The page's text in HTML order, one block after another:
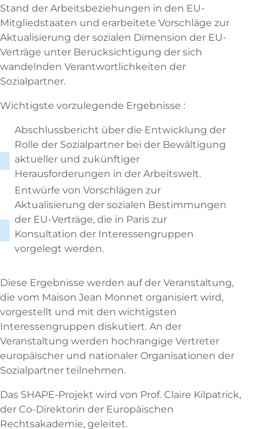
Stand der Arbeitsbeziehungen in den EU-
Mitgliedstaaten und erarbeitete Vorschläge zur
Aktualisierung der sozialen Dimension der EU-
Verträge unter Berücksichtigung der sich
wandelnden Verantwortlichkeiten der
Sozialpartner.
Wichtigste vorzulegende Ergebnisse :
Abschlussbericht über die Entwicklung der
Rolle der Sozialpartner bei der Bewältigung
aktueller und zukünftiger
Herausforderungen in der Arbeitswelt.
Entwürfe von Vorschlägen zur
Aktualisierung der sozialen Bestimmungen
der EU-Verträge, die in Paris zur
Konsultation der Interessengruppen
vorgelegt werden.
Diese Ergebnisse werden auf der Veranstaltung,
die vom Maison Jean Monnet organisiert wird,
vorgestellt und mit den wichtigsten
Interessengruppen diskutiert. An der
Veranstaltung werden hochrangige Vertreter
europäischer und nationaler Organisationen der
Sozialpartner teilnehmen.
Das SHAPE-Projekt wird von Prof. Claire Kilpatrick,
der Co-Direktorin der Europäischen
Rechtsakademie, geleitet.